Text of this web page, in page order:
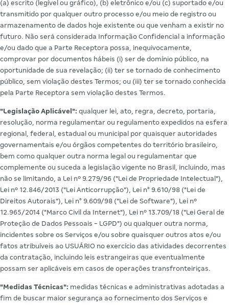
(a) escrito (legível ou gráfico), (b) eletrônico e/ou (c) suportado e/ou
transmitido por qualquer outro processo e/ou meio de registro ou
armazenamento de dados hoje existente ou que venham a existir no
futuro. Não será considerada Informação Confidencial a informação
e/ou dado que a Parte Receptora possa, inequivocamente,
comprovar por documentos hábeis (i) ser de domínio público, na
oportunidade de sua revelação; (ii) ter se tornado de conhecimento
público, sem violação destes Termos; ou (iii) ter se tornado conhecida
pela Parte Receptora sem violação destes Termos.
"Legislação Aplicável": qualquer lei, ato, regra, decreto, portaria,
resolução, norma regulamentar ou regulamento expedidos na esfera
regional, federal, estadual ou municipal por quaisquer autoridades
governamentais e/ou órgãos competentes do território brasileiro,
bem como qualquer outra norma legal ou regulamentar que
complemente ou suceda a legislação vigente no Brasil, incluindo, mas
não se limitando, a Lei nº 9.279/96 ("Lei de Propriedade Intelectual"),
Lei nº 12.846/2013 ("Lei Anticorrupção"), Lei n° 9.610/98 ("Lei de
Direitos Autorais"), Lei n° 9.609/98 ("Lei de Software"), Lei nº
12.965/2014 ("Marco Civil da Internet"), Lei nº 13.709/18 ("Lei Geral de
Proteção de Dados Pessoais - LGPD") ou qualquer outra norma,
incidentes sobre os Serviços e/ou sobre quaisquer outros atos e/ou
fatos atribuíveis ao USUÁRIO no exercício das atividades decorrentes
da contratação, incluindo leis estrangeiras que eventualmente
possam ser aplicáveis em casos de operações transfronteiriças.
"Medidas Técnicas": medidas técnicas e administrativas adotadas a
fim de buscar maior segurança ao fornecimento dos Serviços e